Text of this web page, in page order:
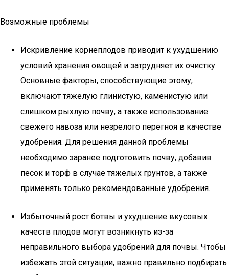
Возможные проблемы
Искривление корнеплодов приводит к ухудшению
условий хранения овощей и затрудняет их очистку.
Основные факторы, способствующие этому,
включают тяжелую глинистую, каменистую или
слишком рыхлую почву, а также использование
свежего навоза или незрелого перегноя в качестве
удобрения. Для решения данной проблемы
необходимо заранее подготовить почву, добавив
песок и торф в случае тяжелых грунтов, а также
применять только рекомендованные удобрения.
Избыточный рост ботвы и ухудшение вкусовых
качеств плодов могут возникнуть из-за
неправильного выбора удобрений для почвы. Чтобы
избежать этой ситуации, важно правильно подбирать